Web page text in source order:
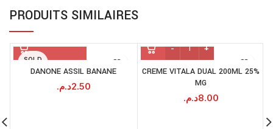
PRODUITS SIMILAIRES
SOLD
DANONE ASSIL BANANE
2.50د.م.
CREME VITALA DUAL 200ML 25%
MG
8.00د.م.